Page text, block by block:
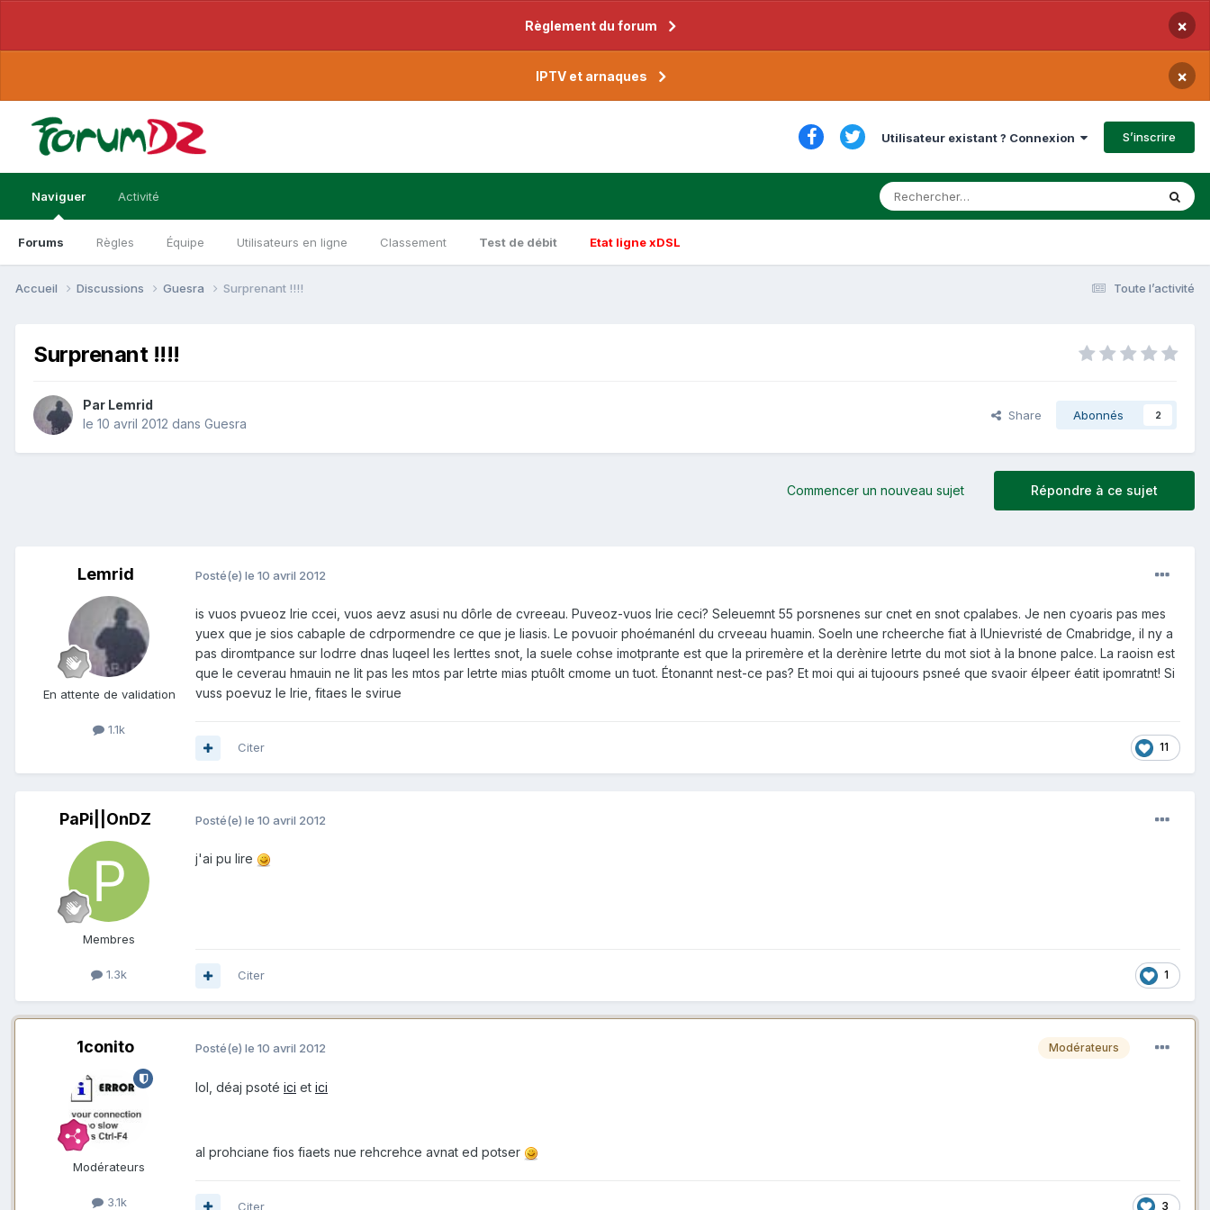
Règlement du forum ×
IPTV et arnaques ×
Utilisateur existant ? Connexion S’inscrire
Naviguer
Forums Règles Équipe Utilisateurs en ligne Classement Test de débit Etat ligne xDSL
Activité
Toute l’activité
Accueil Discussions Guesra Surprenant !!!!
Surprenant !!!!
Par Lemrid
le 10 avril 2012 dans Guesra
Share Abonnés 2
Répondre à ce sujet
Commencer un nouveau sujet
Lemrid
En attente de validation
1.1k
Posté(e) le 10 avril 2012
is vuos pvueoz lrie ccei, vuos aevz asusi nu dôrle de cvreeau. Puveoz-vuos lrie ceci? Seleuemnt 55 porsnenes sur cnet en snot cpalabes. Je nen cyoaris pas mes
yuex que je sios cabaple de cdrpormendre ce que je liasis. Le povuoir phoémanénl du crveeau huamin. Soeln une rcheerche fiat à lUnievristé de Cmabridge, il ny a
pas diromtpance sur lodrre dnas luqeel les lerttes snot, la suele cohse imotprante est que la priremère et la derènire letrte du mot siot à la bnone palce. La raoisn est
que le ceverau hmauin ne lit pas les mtos par letrte mias ptuôlt cmome un tuot. Étonannt nest-ce pas? Et moi qui ai tujoours psneé que svaoir élpeer éatit ipomratnt! Si
vuss poevuz le lrie, fitaes le svirue
11
Citer
PaPi||OnDZ
Membres
1.3k
Posté(e) le 10 avril 2012
j'ai pu lire
1
Citer
1conito
Modérateurs
3.1k
Modérateurs
Posté(e) le 10 avril 2012
lol, déaj psoté ici et ici
al prohciane fios fiaets nue rehcrehce avnat ed potser
3
Citer